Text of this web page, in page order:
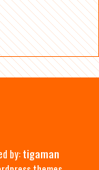
by:tigaman